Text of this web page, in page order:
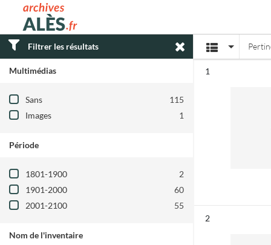
Archives municipales d'Alès
Filtrer les résultats
Multimédias
Filtre les résultats par : Multimédias
Sans
115
Images
1
Période
Filtre les résultats par : Période
1801-1900
2
1901-2000
60
2001-2100
55
Nom de l'inventaire
Affichage
1
2